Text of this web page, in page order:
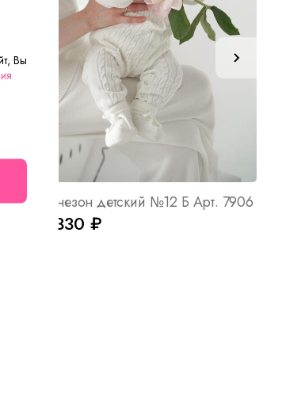
Комбинезон детский №12 Б Арт. 7906
от 3 330 ₽
Вы